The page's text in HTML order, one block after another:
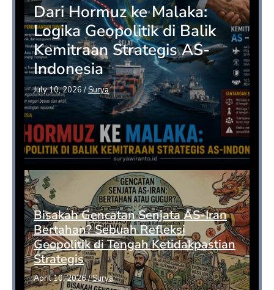
Dari Hormuz ke Malaka:
Logika Geopolitik di Balik
Kemitraan Strategis AS-
Indonesia
July 10, 2026/Surya
Bisakah Gencatan Senjata AS-Iran
Bertahan? Sebuah Refleksi
Geopolitik di Tengah Ketidakpastian
Strategis
April 10, 2026/Surya